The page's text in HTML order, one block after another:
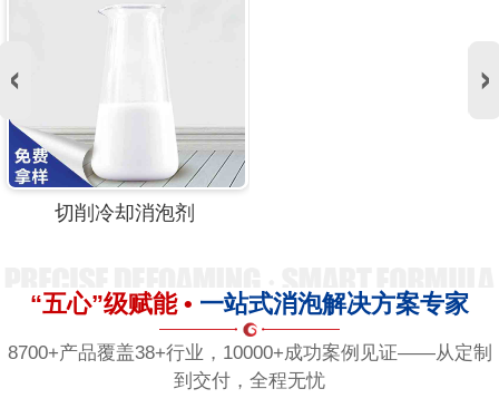
切削冷却消泡剂
“五心”级赋能 • 一站式消泡解决方案专家
8700+产品覆盖38+行业，10000+成功案例见证——从定制
到交付，全程无忧